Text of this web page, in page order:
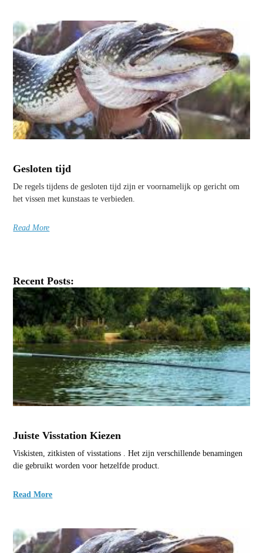
Gesloten tijd
De regels tijdens de gesloten tijd zijn er voornamelijk op gericht om
het vissen met kunstaas te verbieden.
Read More
Recent Posts:
Juiste Visstation Kiezen
Viskisten, zitkisten of visstations . Het zijn verschillende benamingen
die gebruikt worden voor hetzelfde product.
Read More